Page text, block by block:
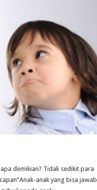
demikian? Tidak sedikit para
anak yang bisa jawab